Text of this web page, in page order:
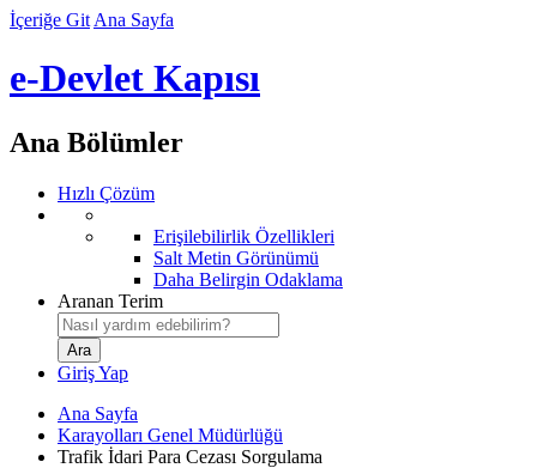
İçeriğe Git Ana Sayfa
e-Devlet Kapısı
Ana Bölümler
Hızlı Çözüm
Erişilebilirlik Özellikleri
Salt Metin Görünümü
Daha Belirgin Odaklama
Aranan Terim
Giriş Yap
Ana Sayfa
Karayolları Genel Müdürlüğü
Trafik İdari Para Cezası Sorgulama